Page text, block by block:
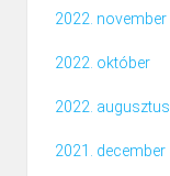
2022. november
2022. október
2022. augusztus
2021. december